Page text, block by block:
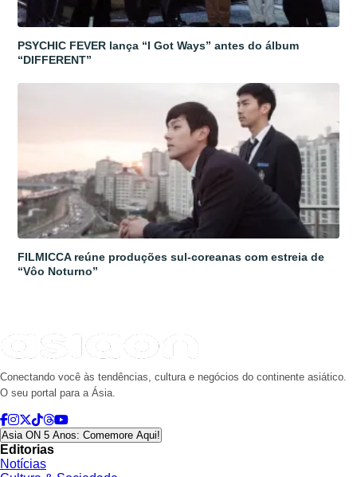
PSYCHIC FEVER lança “I Got Ways” antes do álbum
“DIFFERENT”
FILMICCA reúne produções sul-coreanas com estreia de
“Vôo Noturno”
Conectando você às tendências, cultura e negócios do continente asiático.
O seu portal para a Ásia.
Asia ON 5 Anos: Comemore Aqui!
Editorias
Notícias